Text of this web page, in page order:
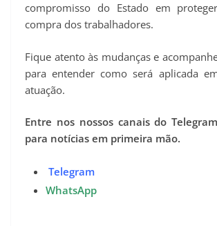
compromisso do Estado em
compra dos trabalhadores.
Fique atento às mudanças e
para entender como será aplicada
atuação.
Entre nos nossos canais do
para notícias em primeira mão.
Telegram
WhatsApp